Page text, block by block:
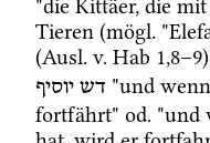
"die Kittäer, die
Tieren (mögl.
(Ausl. v. Hab 1,8–9
דש יוסיף
"und
fortfährt" od. "und